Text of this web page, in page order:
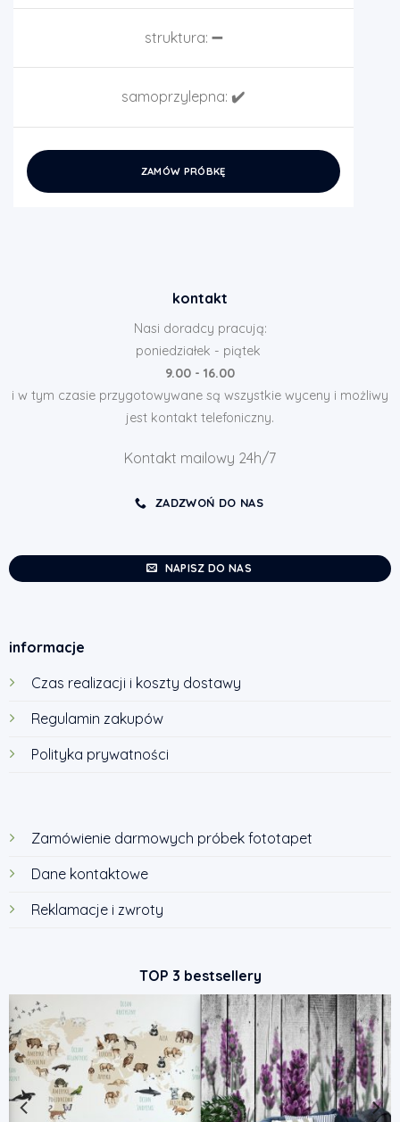
struktura: ➖
samoprzylepna: ✔️
ZAMÓW PRÓBKĘ
kontakt
Nasi doradcy pracują:
poniedziałek - piątek
9.00 - 16.00
i w tym czasie przygotowywane są wszystkie wyceny i możliwy
jest kontakt telefoniczny.
Kontakt mailowy 24h/7
ZADZWOŃ DO NAS
NAPISZ DO NAS
informacje
Czas realizacji i koszty dostawy
Regulamin zakupów
Polityka prywatności
Zamówienie darmowych próbek fototapet
Dane kontaktowe
Reklamacje i zwroty
TOP 3 bestsellery